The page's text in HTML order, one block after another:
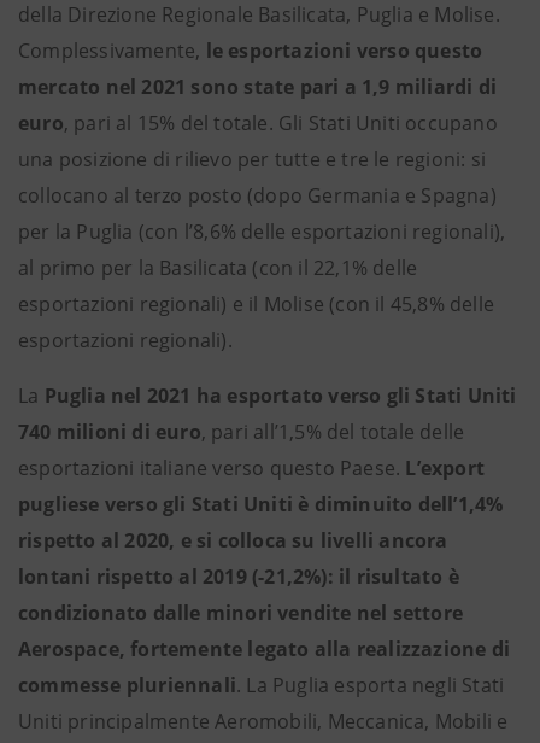
della Direzione Regionale Basilicata, Puglia e Molise.
Complessivamente, le esportazioni verso questo
mercato nel 2021 sono state pari a 1,9 miliardi di
euro, pari al 15% del totale. Gli Stati Uniti occupano
una posizione di rilievo per tutte e tre le regioni: si
collocano al terzo posto (dopo Germania e Spagna)
per la Puglia (con l’8,6% delle esportazioni regionali),
al primo per la Basilicata (con il 22,1% delle
esportazioni regionali) e il Molise (con il 45,8% delle
esportazioni regionali).
La Puglia nel 2021 ha esportato verso gli Stati Uniti
740 milioni di euro, pari all’1,5% del totale delle
esportazioni italiane verso questo Paese. L’export
pugliese verso gli Stati Uniti è diminuito dell’1,4%
rispetto al 2020, e si colloca su livelli ancora
lontani rispetto al 2019 (-21,2%): il risultato è
condizionato dalle minori vendite nel settore
Aerospace, fortemente legato alla realizzazione di
commesse pluriennali. La Puglia esporta negli Stati
Uniti principalmente Aeromobili, Meccanica, Mobili e